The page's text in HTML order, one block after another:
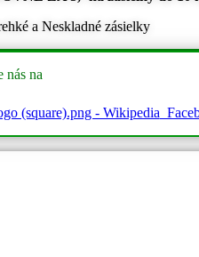
a Neskladné zásielky
nás na